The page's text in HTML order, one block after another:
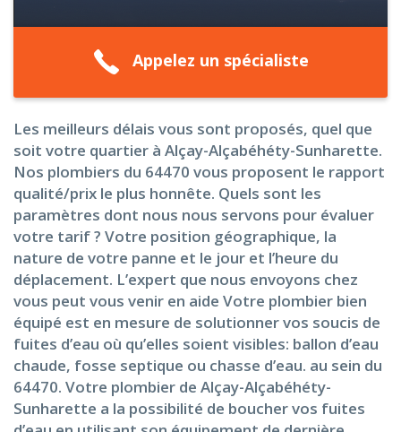
Appelez un spécialiste
Les meilleurs délais vous sont proposés, quel que
soit votre quartier à Alçay-Alçabéhéty-Sunharette.
Nos plombiers du 64470 vous proposent le rapport
qualité/prix le plus honnête. Quels sont les
paramètres dont nous nous servons pour évaluer
votre tarif ? Votre position géographique, la
nature de votre panne et le jour et l’heure du
déplacement. L’expert que nous envoyons chez
vous peut vous venir en aide Votre plombier bien
équipé est en mesure de solutionner vos soucis de
fuites d’eau où qu’elles soient visibles: ballon d’eau
chaude, fosse septique ou chasse d’eau. au sein du
64470. Votre plombier de Alçay-Alçabéhéty-
Sunharette a la possibilité de boucher vos fuites